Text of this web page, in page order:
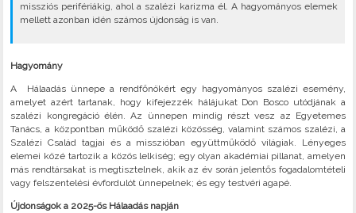
missziós perifériákig, ahol a szalézi karizma él. A hagyományos elemek
mellett azonban idén számos újdonság is van.
Hagyomány
A Hálaadás ünnepe a rendfőnökért egy hagyományos szalézi esemény,
amelyet azért tartanak, hogy kifejezzék hálájukat Don Bosco utódjának a
szalézi kongregáció élén. Az ünnepen mindig részt vesz az Egyetemes
Tanács, a központban működő szalézi közösség, valamint számos szalézi, a
Szalézi Család tagjai és a misszióban együttműködő világiak. Lényeges
elemei közé tartozik a közös lelkiség; egy olyan akadémiai pillanat, amelyen
más rendtársakat is megtisztelnek, akik az év során jelentős fogadalomtételi
vagy felszentelési évfordulót ünnepelnek; és egy testvéri agapé.
Újdonságok a 2025-ös Hálaadás napján